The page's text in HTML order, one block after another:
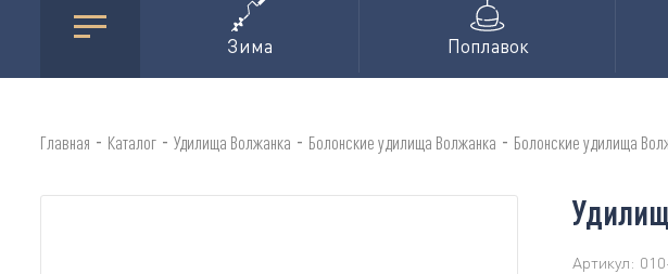
Зима Поплавок
Главная - Каталог - Удилища Волжанка - Болонские удилища Волжанка - Болонские удилища
Артикул: